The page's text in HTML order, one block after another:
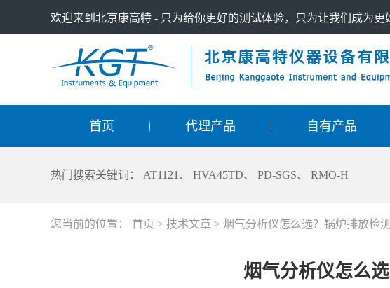
欢迎来到北京康高特 - 只为给你更好的测试体验，只为让我们成为更
首页 代理产品 自有产品
热门搜索关键词： AT1121 、 HVA45TD、 PD-SGS、 RMO-H
您当前的位置： 首页 > 技术文章 > 烟气分析仪怎么选？锅炉排放检
烟气分析仪怎么